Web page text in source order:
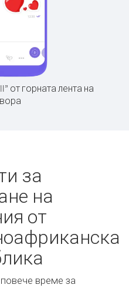
от горната лента на
за
на
от
време за